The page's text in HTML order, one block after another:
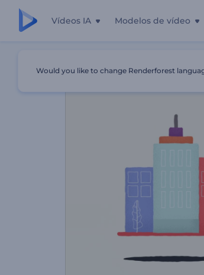
Vídeos IA Modelos de vídeo
Would you like to change Renderforest